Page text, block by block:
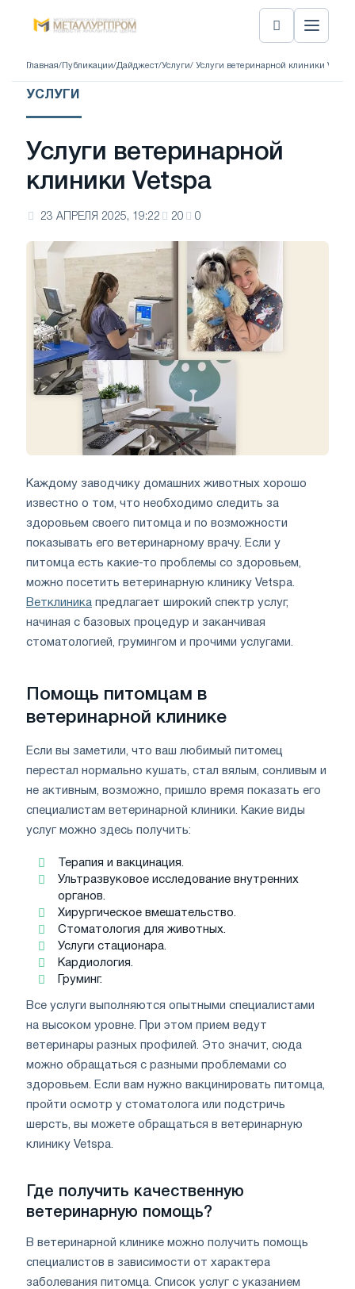
Главная/ Публикации/Дайджест/Услуги/ Услуги ветеринарной клиники Vetspa
УСЛУГИ
Услуги ветеринарной
клиники Vetspa
23 АПРЕЛЯ 2025, 19:22 20 0
Каждому заводчику домашних животных хорошо
известно о том, что необходимо следить за
здоровьем своего питомца и по возможности
показывать его ветеринарному врачу. Если у
питомца есть какие-то проблемы со здоровьем,
можно посетить ветеринарную клинику Vetspa.
Ветклиника предлагает широкий спектр услуг,
начиная с базовых процедур и заканчивая
стоматологией, грумингом и прочими услугами.
Помощь питомцам в
ветеринарной клинике
Если вы заметили, что ваш любимый питомец
перестал нормально кушать, стал вялым, сонливым и
не активным, возможно, пришло время показать его
специалистам ветеринарной клиники. Какие виды
услуг можно здесь получить:
Терапия и вакцинация.
Ультразвуковое исследование внутренних
органов.
Хирургическое вмешательство.
Стоматология для животных.
Услуги стационара.
Кардиология.
Груминг.
Все услуги выполняются опытными специалистами
на высоком уровне. При этом прием ведут
ветеринары разных профилей. Это значит, сюда
можно обращаться с разными проблемами со
здоровьем. Если вам нужно вакцинировать питомца,
пройти осмотр у стоматолога или подстричь
шерсть, вы можете обращаться в ветеринарную
клинику Vetspa.
Где получить качественную
ветеринарную помощь?
В ветеринарной клинике можно получить помощь
специалистов в зависимости от характера
заболевания питомца. Список услуг с указанием